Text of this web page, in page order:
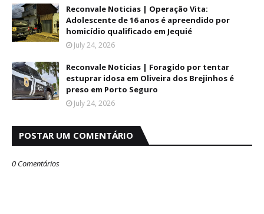
Reconvale Noticias | Operação Vita:
Adolescente de 16 anos é apreendido por
homicídio qualificado em Jequié
July 24, 2026
Reconvale Noticias | Foragido por tentar
estuprar idosa em Oliveira dos Brejinhos é
preso em Porto Seguro
July 24, 2026
POSTAR UM COMENTÁRIO
0 Comentários